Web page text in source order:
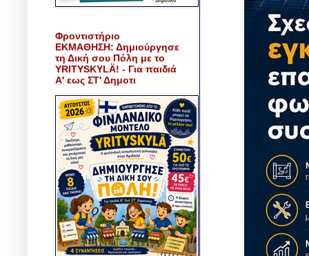
Φροντιστήριο
ΕΚΜΑΘΗΣΗ: Δημιούργησε
τη Δική σου Πόλη με το
YRITYSKYLÄ! - Για παιδιά
Α' εως ΣΤ' Δημοτι